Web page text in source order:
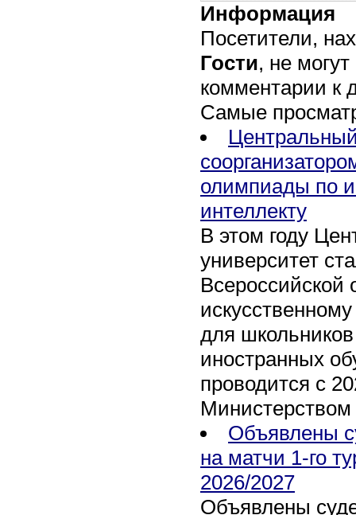
Информация
Посетители,
Гости, не
комментарии к
Самые
олимпиады по
интеллекту
В этом году
университет
для
иностранных
проводится с
Министерством
Объявлены
на матчи 1-го
2026/2027
Объявлены